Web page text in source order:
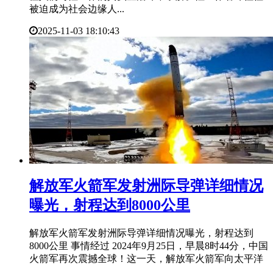
被迫成为社会边缘人...
2025-11-03 18:10:43
​解放军火箭军发射洲际导弹详细情况
曝光，射程达到8000公里
解放军火箭军发射洲际导弹详细情况曝光，射程达到
8000公里 事情经过 2024年9月25日，早晨8时44分，中国
火箭军再次震撼全球！这一天，解放军火箭军向太平洋